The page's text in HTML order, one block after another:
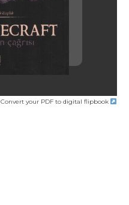
Convert your PDF to digital flipbook